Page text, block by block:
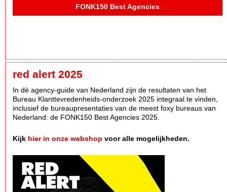
FONK150 Best Agencies
red alert 2025
In dè agency-guide van Nederland zijn de resultaten van het
Bureau Klanttevredenheids-onderzoek 2025 integraal te vinden,
inclusief de bureaupresentaties van de meest foxy bureaus van
Nederland: de FONK150 Best Agencies 2025.
Kijk hier in onze webshop voor alle mogelijkheden.